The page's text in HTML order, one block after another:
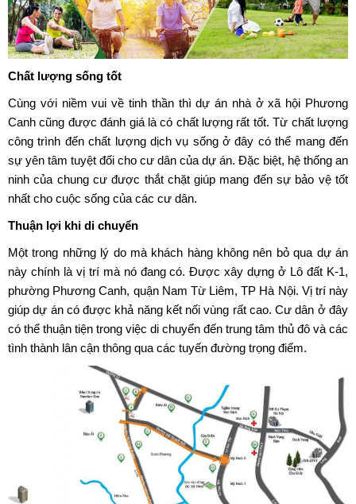
Chất lượng sống tốt
Cùng với niềm vui về tinh thần thìdự án nhà ở xã hội Phương
Canh cũng được đánh giá là có chất lượng rất tốt. Từ chất lượng
công trình đến chất lượng dịch vụ sống ở đây có thể mang đến
sự yên tâm tuyệt đối cho cư dân của dự án. Đặc biệt, hệ thống an
ninh của chung cư được thắt chặt giúp mang đến sự bảo vệ tốt
nhất cho cuộc sống của các cư dân.
Thuận lợi khi di chuyển
Một trong những lý do mà khách hàng không nên bỏ qua dự án
này chính là vị trí mà nó đang có. Được xây dựng ở Lô đất K-1,
phường Phương Canh, quận Nam Từ Liêm, TP Hà Nội. Vị trí này
giúp dự án có được khả năng kết nối vùng rất cao. Cư dân ở đây
có thể thuận tiện trong việc di chuyển đến trung tâm thủ đô và các
tình thành lân cận thông qua các tuyến đường trọng điểm.